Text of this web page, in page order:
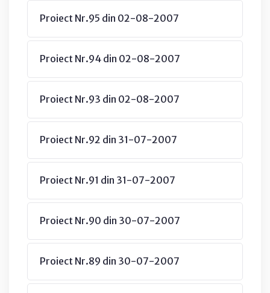
Proiect Nr.95 din 02-08-2007
Proiect Nr.94 din 02-08-2007
Proiect Nr.93 din 02-08-2007
Proiect Nr.92 din 31-07-2007
Proiect Nr.91 din 31-07-2007
Proiect Nr.90 din 30-07-2007
Proiect Nr.89 din 30-07-2007